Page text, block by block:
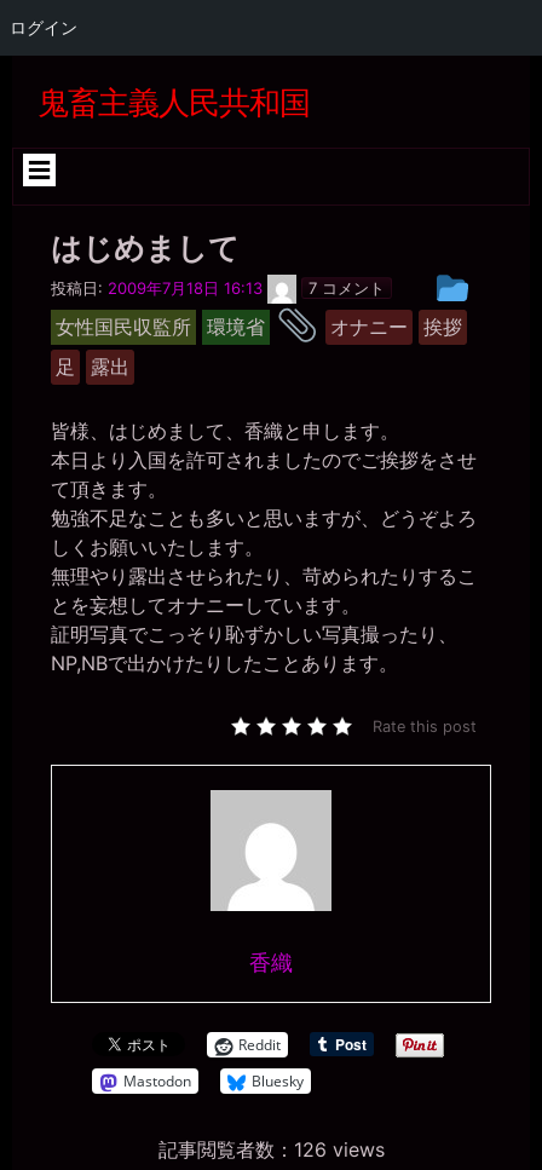
ログイン
ン
テ
ス
プ
鬼畜主義人民共和国
はじめまして
投稿日: 2009年7月18日 16:13
香
織
7 コメント
女性国民収監所 環境省
タ
オナニー
挨拶
足
露出
皆様、はじめまして、香織と申します。
本日より入国を許可されましたのでご挨拶をさせ
て頂きます。
勉強不足なことも多いと思いますが、どうぞよろ
しくお願いいたします。
無理やり露出させられたり、苛められたりするこ
とを妄想してオナニーしています。
証明写真でこっそり恥ずかしい写真撮ったり、
NP,NBで出かけたりしたことあります。
Rate this post
香織
Reddit
Mastodon
Bluesky
記事閲覧者数：126 views
2026年6月28日 - 20:03
2026年6月28日 - 20:05
まだ全文読めてないけど、投稿ありがとう。
一枚の銀貨
2026年6月28日 - 20:05
昨日、きちくくん様からいただいた整体のはしごのご命令を実行し
たのでご報告させていただきました
miiki0119
2026年6月28日 - 20:06
見ず知らずの男性3人に肉便器に使っていただきました
2026年6月28日 - 20:07
すっかり、公衆便女だなぁ。
miiki0119
2026年6月28日 - 20:09
うう。。また経験人数が3人も増えちゃって。。しかもゼミの男性た
ちとの接触もなく流れで。。ほんとに公衆便女になっちゃう。。
一枚の銀貨
2026年6月28日 - 20:09
そして、この報告を書きながらマンコを濡らして、投稿した後にも
オナニーしたと(￣▽￣)
miiki0119
スカトロなんかの汚いコトは嫌いと言っておきながら、美紀は普通
マゾ肉便器が本物の便器を使う時には、便器に頭を下げて謝ってお
2026年6月28日 - 20:14
ああ。。かしこまりましたぁ。。
家に人が居ないときなら、本物の便器に土下座して使ってることを